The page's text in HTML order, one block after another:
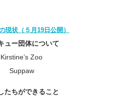
現状（５月19日公開）
ュー団体について
Kirstine’s Zoo
Suppaw
たちができること